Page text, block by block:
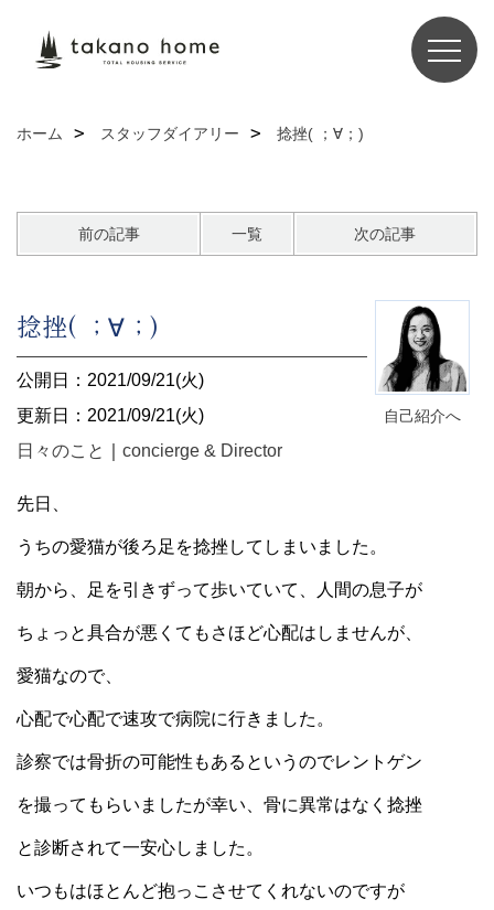
ホーム スタッフダイアリー 捻挫( ；∀；)
前の記事 一覧 次の記事
自己紹介へ
捻挫( ；∀；)
公開日：2021/09/21(火)
更新日：2021/09/21(火)
日々のこと
concierge & Director
先日、
うちの愛猫が後ろ足を捻挫してしまいました。
朝から、足を引きずって歩いていて、人間の息子が
ちょっと具合が悪くてもさほど心配はしませんが、
愛猫なので、
心配で心配で速攻で病院に行きました。
診察では骨折の可能性もあるというのでレントゲン
を撮ってもらいましたが幸い、骨に異常はなく捻挫
と診断されて一安心しました。
いつもはほとんど抱っこさせてくれないのですが